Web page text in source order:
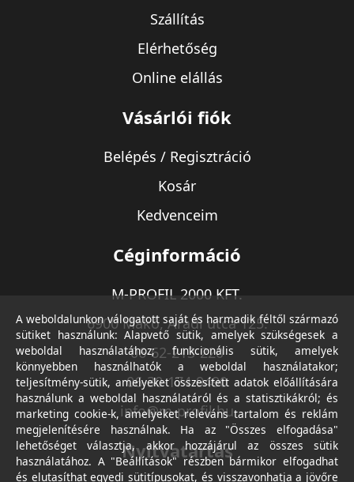
Szállítás
Elérhetőség
Online elállás
Vásárlói fiók
Belépés / Regisztráció
Kosár
Kedvenceim
Céginformáció
M-PROFIL 2000 KFT.
6900 Makó, Aradi utca 125.
06-62-213-220
06-30-174-9490
info@m-profil.hu
Nyitvatartás
A weboldalunkon válogatott saját és harmadik féltől származó
sütiket használunk: Alapvető sütik, amelyek szükségesek a
weboldal használatához; funkcionális sütik, amelyek
könnyebben használhatók a weboldal használatakor;
teljesítmény-sütik, amelyeket összesített adatok előállítására
használunk a weboldal használatáról és a statisztikákról; és
marketing cookie-k, amelyeket releváns tartalom és reklám
megjelenítésére használnak. Ha az "Összes elfogadása"
lehetőséget választja, akkor hozzájárul az összes sütik
használatához. A "Beállítások" részben bármikor elfogadhat
és elutasíthat egyedi sütitípusokat, és visszavonhatja a jövőre